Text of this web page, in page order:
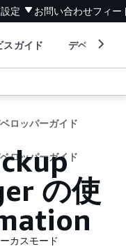
設定 お問い合わせフィー
スガイド デベロッパ
ロッパーガイド
ロッパーガイド
の使
カスモード